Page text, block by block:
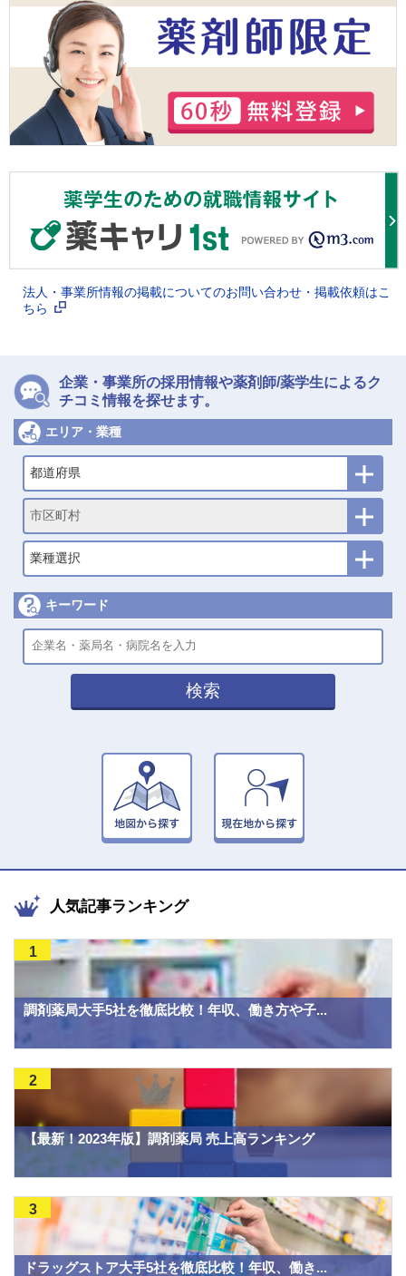
法人・事業所情報の掲載についてのお問い合わせ・掲載依頼はこ
ちら
企業・事業所の採用情報や薬剤師/薬学生によるク
チコミ情報を探せます。
エリア・業種
都道府県
市区町村
業種選択
キーワード
検索
人気記事ランキング
調剤薬局大手5社を徹底比較！年収、働き方や子...
1
【最新！2023年版】調剤薬局 売上高ランキング
2
ドラッグストア大手5社を徹底比較！年収、働き...
3